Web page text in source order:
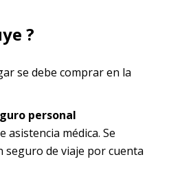
?
se debe comprar en la
personal
asistencia médica. Se
de viaje por cuenta